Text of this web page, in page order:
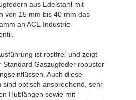
aus Edelstahl mit
von 15 mm bis 40 mm das
an ACE Industrie-
ist rostfrei und zeigt
Standard Gaszugfeder robuster
Auch diese
sind optisch ansprechend, sehr
Hublängen sowie mit